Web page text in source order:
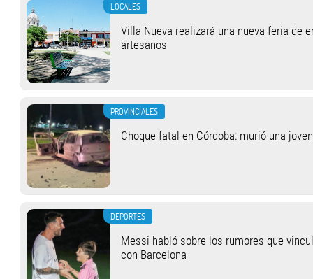
LOCALES
Villa Nueva realizará una nueva feria de
artesanos
PROVINCIALES
Choque fatal en Córdoba: murió una
DEPORTES
Messi habló sobre los rumores que
con Barcelona